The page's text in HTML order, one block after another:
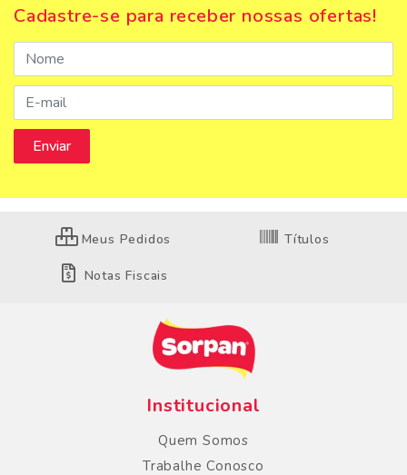
Cadastre-se para receber nossas ofertas!
Meus Pedidos Títulos
Notas Fiscais
Institucional
Quem Somos
Trabalhe Conosco